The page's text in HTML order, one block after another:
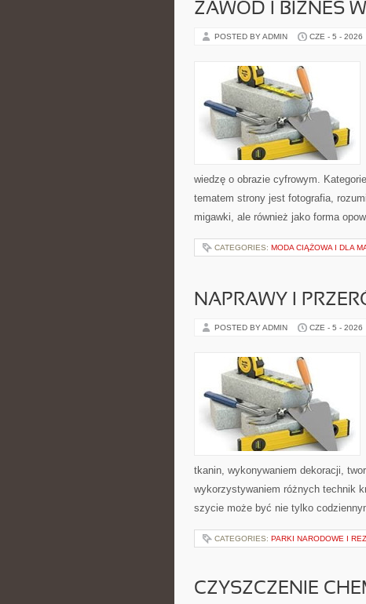
ZAWÓD I BIZNES W
POSTED BY ADMIN CZE - 5 - 2026
wiedzę o obrazie cyfrowym.
tematem strony jest fotografia,
migawki, ale również jako forma
CATEGORIES: MODA CIĄŻOWA I DLA
NAPRAWY I
POSTED BY ADMIN CZE - 5 - 2026
tkanin, wykonywaniem dekoracji,
wykorzystywaniem różnych technik
szycie może być nie tylko
CATEGORIES: PARKI NARODOWE I
CZYSZCZENIE